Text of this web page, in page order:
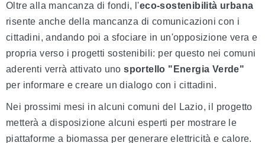
Oltre alla mancanza di fondi, l'eco-sostenibilità urbana
risente anche della mancanza di comunicazioni con i
cittadini, andando poi a sfociare in un'opposizione vera e
propria verso i progetti sostenibili: per questo nei comuni
aderenti verrà attivato unosportello "Energia Verde"
per informare e creare un dialogo con i cittadini.
Nei prossimi mesi in alcuni comuni del Lazio, il progetto
metterà a disposizione alcuni esperti per mostrare le
piattaforme a biomassa per generare elettricità e calore.